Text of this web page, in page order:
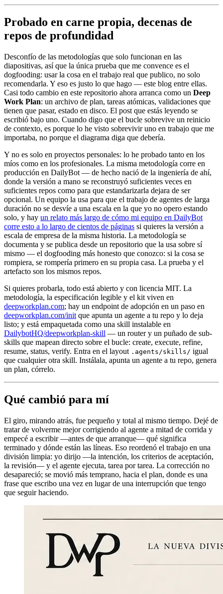
Probado en carne propia, decenas de
repos de profundidad
Desconfío de las metodologías que solo funcionan en las
diapositivas, así que la única prueba que me convence es el
dogfooding: usar la cosa en el trabajo real que publico, no solo
recomendarla. Y eso es justo lo que hago — este blog entre ellas.
Casi todo cambio en este repositorio ahora arranca como un Deep
Work Plan: un archivo de plan, tareas atómicas, validaciones que
tienen que pasar, estado en disco. El post que estás leyendo se
escribió bajo uno. Cuando digo que el bucle sobrevive un reinicio
de contexto, es porque lo he visto sobrevivir uno en trabajo que me
importaba, no porque el diagrama diga que debería.
Y no es solo en proyectos personales: lo he probado tanto en los
míos como en los profesionales. La misma metodología corre en
producción en DailyBot — de hecho nació de la ingeniería de ahí,
donde la versión a mano se reconstruyó suficientes veces en
suficientes repos como para que estandarizarla dejara de ser
opcional. Un equipo la usa para que el trabajo de agentes de larga
duración no se desvíe a una escala en la que yo no opero estando
solo, y hay un relato más largo de cómo mi equipo en DailyBot
corre esto a lo largo de cientos de páginas si quieres la versión a
escala de empresa de la misma historia. La metodología se
documenta y se publica desde un repositorio que la usa sobre sí
mismo — el dogfooding más honesto que conozco: si la cosa se
rompiera, se rompería primero en su propia casa. La prueba y el
artefacto son los mismos repos.
Si quieres probarla, todo está abierto y con licencia MIT. La
metodología, la especificación legible y el kit viven en
deepworkplan.com; hay un endpoint de adopción en un paso en
deepworkplan.com/init que apunta un agente a tu repo y lo deja
listo; y está empaquetada como una skill instalable en
DailybotHQ/deepworkplan-skill — un router y un puñado de sub-
skills que mapean directo sobre el bucle: create, execute, refine,
resume, status, verify. Entra en el layout .agents/skills/ igual
que cualquier otra skill. Instálala, apunta un agente a tu repo, genera
un plan, córrelo.
Qué cambió para mí
El giro, mirando atrás, fue pequeño y total al mismo tiempo. Dejé de
tratar de volverme mejor corrigiendo al agente a mitad de corrida y
empecé a escribir —antes de que arranque— qué significa
terminado y dónde están las líneas. Eso reordenó el trabajo en una
división limpia: yo dirijo —la intención, los criterios de aceptación,
la revisión— y el agente ejecuta, tarea por tarea. La corrección no
desapareció; se movió más temprano, hacia el plan, donde es una
frase que escribo una vez en lugar de una interrupción que tengo
que seguir haciendo.